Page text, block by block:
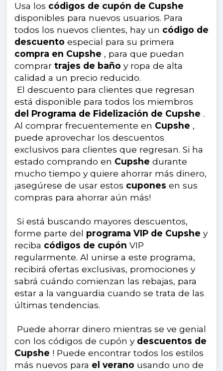
Usa los códigos de cupón de Cupshe
disponibles para nuevos usuarios. Para
todos los nuevos clientes, hay un código de
descuento especial para su primera
compra en Cupshe , para que puedan
comprar trajes de baño y ropa de alta
calidad a un precio reducido.
El descuento para clientes que regresan
está disponible para todos los miembros
del Programa de Fidelización de Cupshe .
Al comprar frecuentemente en Cupshe ,
puede aprovechar los descuentos
exclusivos para clientes que regresan. Si ha
estado comprando en Cupshe durante
mucho tiempo y quiere ahorrar más dinero,
¡asegúrese de usar estos cupones en sus
compras para ahorrar aún más!
Si está buscando mayores descuentos,
forme parte del programa VIP de Cupshe y
reciba códigos de cupón VIP
regularmente. Al unirse a este programa,
recibirá ofertas exclusivas, promociones y
sabrá cuándo comienzan las rebajas, para
estar a la vanguardia cuando se trata de las
últimas tendencias.
Puede ahorrar dinero mientras se ve genial
con los códigos de cupón y descuentos de
Cupshe ! Puede encontrar todos los estilos
más nuevos para el verano usando uno de